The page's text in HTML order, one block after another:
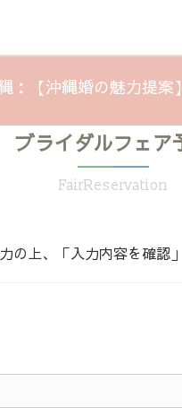
【沖縄婚の魅力提案
ブライダルフェア
FairReservation
の上、「入力内容を確認